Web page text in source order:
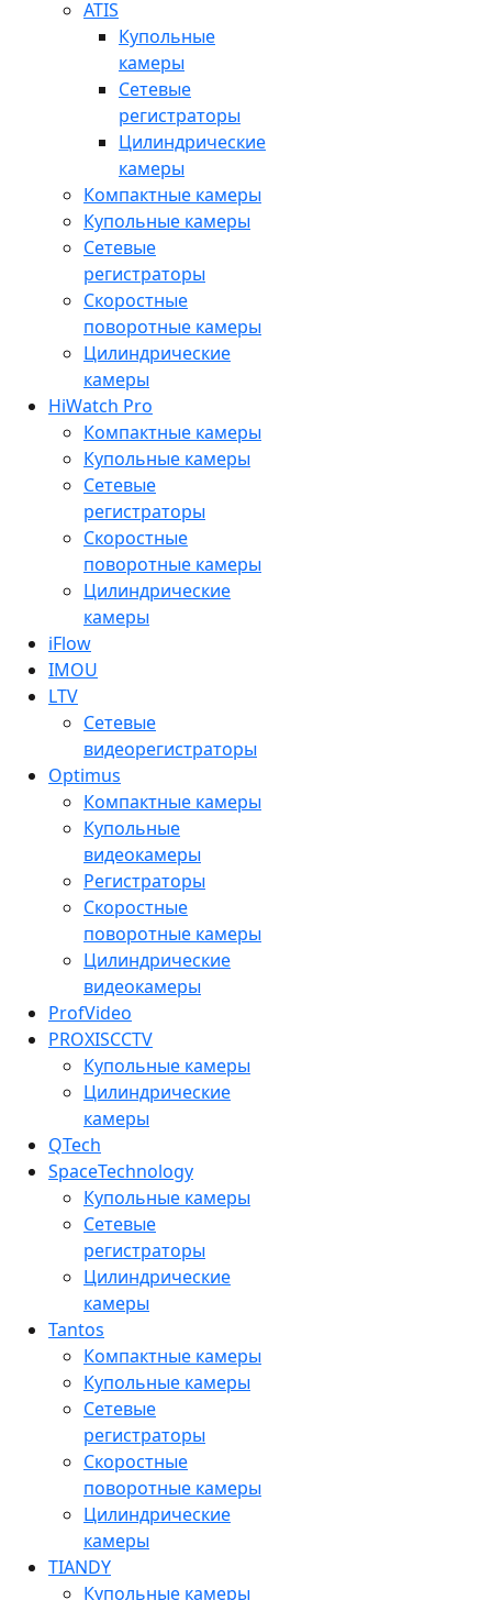
ATIS
Купольные
камеры
Сетевые
регистраторы
Цилиндрические
камеры
Компактные камеры
Купольные камеры
Сетевые
регистраторы
Скоростные
поворотные камеры
Цилиндрические
камеры
HiWatch Pro
Компактные камеры
Купольные камеры
Сетевые
регистраторы
Скоростные
поворотные камеры
Цилиндрические
камеры
iFlow
IMOU
LTV
Сетевые
видеорегистраторы
Optimus
Компактные камеры
Купольные
видеокамеры
Регистраторы
Скоростные
поворотные камеры
Цилиндрические
видеокамеры
ProfVideo
PROXISCCTV
Купольные камеры
Цилиндрические
камеры
QTech
SpaceTechnology
Купольные камеры
Сетевые
регистраторы
Цилиндрические
камеры
Tantos
Компактные камеры
Купольные камеры
Сетевые
регистраторы
Скоростные
поворотные камеры
Цилиндрические
камеры
TIANDY
Купольные камеры